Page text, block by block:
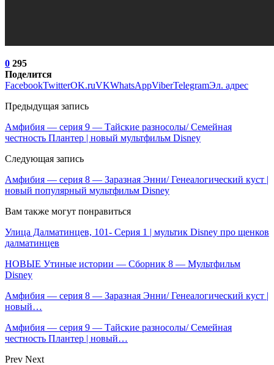
0 295
Поделится
FacebookTwitterOK.ruVKWhatsAppViberTelegramЭл. адрес
Предыдущая запись
Амфибия — серия 9 — Тайские разносолы/ Семейная
честность Плантер | новый мультфильм Disney
Следующая запись
Амфибия — серия 8 — Заразная Энни/ Генеалогический куст |
новый популярный мультфильм Disney
Вам также могут понравиться
Улица Далматинцев, 101- Серия 1 | мультик Disney про щенков
далматинцев
НОВЫЕ Утиные истории — Сборник 8 — Мультфильм
Disney
Амфибия — серия 8 — Заразная Энни/ Генеалогический куст |
новый…
Амфибия — серия 9 — Тайские разносолы/ Семейная
честность Плантер | новый…
Prev Next